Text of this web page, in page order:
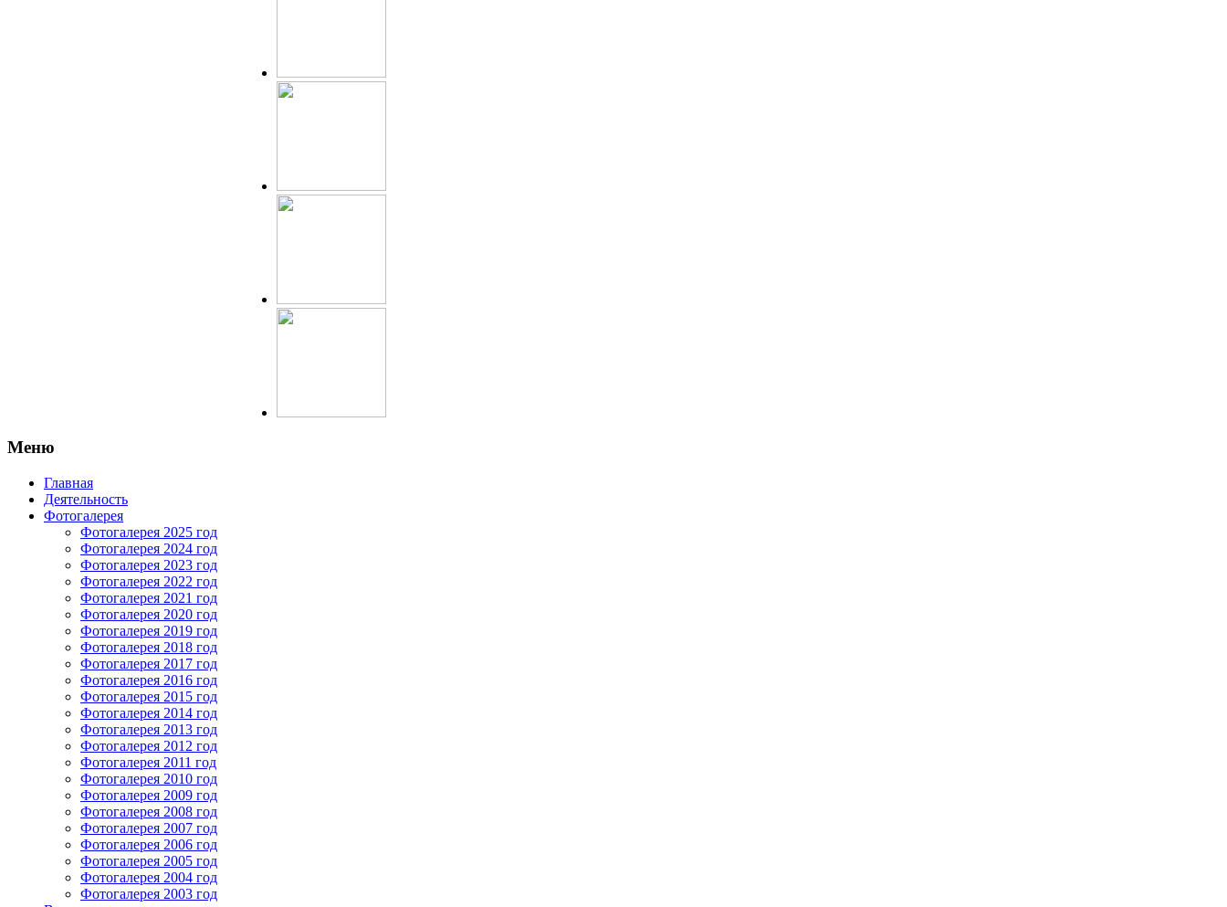
Меню
Главная
Деятельность
Фотогалерея
Фотогалерея 2025 год
Фотогалерея 2024 год
Фотогалерея 2023 год
Фотогалерея 2022 год
Фотогалерея 2021 год
Фотогалерея 2020 год
Фотогалерея 2019 год
Фотогалерея 2018 год
Фотогалерея 2017 год
Фотогалерея 2016 год
Фотогалерея 2015 год
Фотогалерея 2014 год
Фотогалерея 2013 год
Фотогалерея 2012 год
Фотогалерея 2011 год
Фотогалерея 2010 год
Фотогалерея 2009 год
Фотогалерея 2008 год
Фотогалерея 2007 год
Фотогалерея 2006 год
Фотогалерея 2005 год
Фотогалерея 2004 год
Фотогалерея 2003 год